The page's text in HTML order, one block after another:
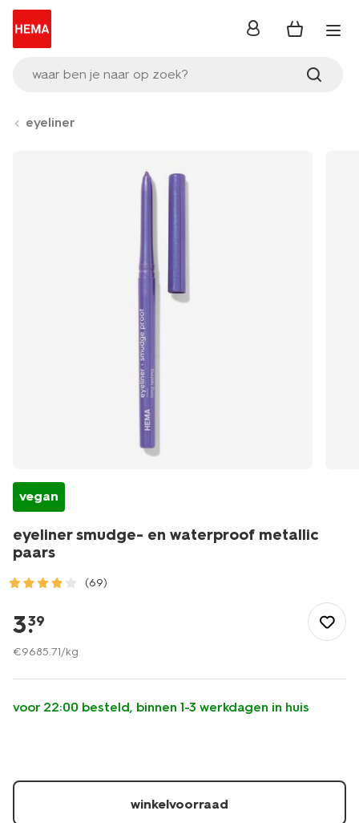
waar ben je naar op zoek?
inloggen
eyeliner
vegan
eyeliner smudge- en waterproof metallic
paars
(69)
gezond/make-
up/eyeliner/eyeliner-
smudge-
en-
metallic-
3.
39
€9685.71/kg
voor 22:00 besteld, binnen 1-3 werkdagen in huis
winkelvoorraad